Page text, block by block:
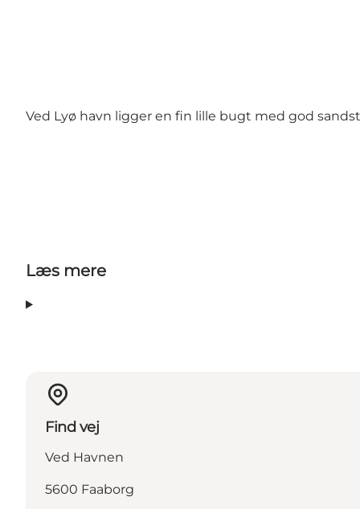
Ved Lyø havn ligger en fin lille bugt med god
Læs mere
Find vej
Ved Havnen
5600 Faaborg